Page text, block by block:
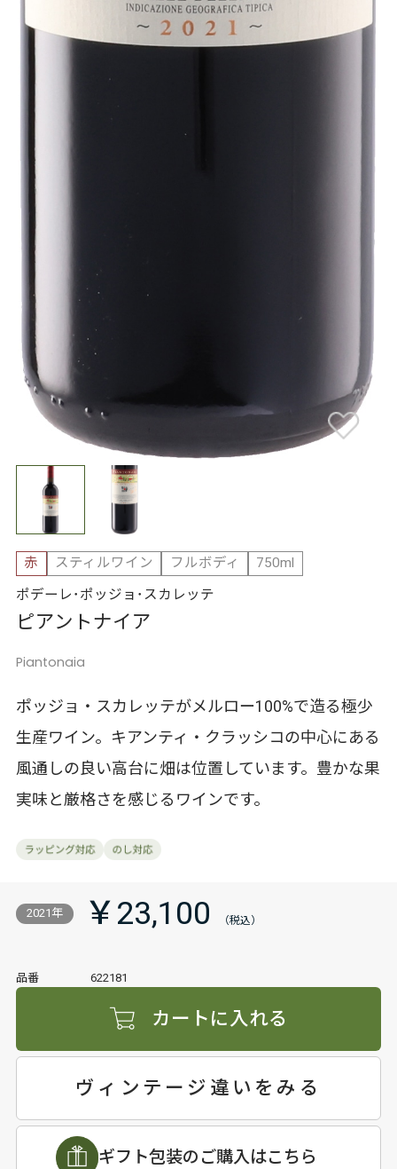
赤 スティルワイン フルボディ
750ml
ポデーレ･ポッジョ･スカレッテ
ピアントナイア
Piantonaia
ポッジョ・スカレッテがメルロー100%で造る極少
生産ワイン。キアンティ・クラッシコの中心にある
風通しの良い高台に畑は位置しています。豊かな果
実味と厳格さを感じるワインです。
2021年 ￥23,100
品番 622181
カートに入れる
ヴィンテージ違いをみる
ギフト包装のご購入はこちら